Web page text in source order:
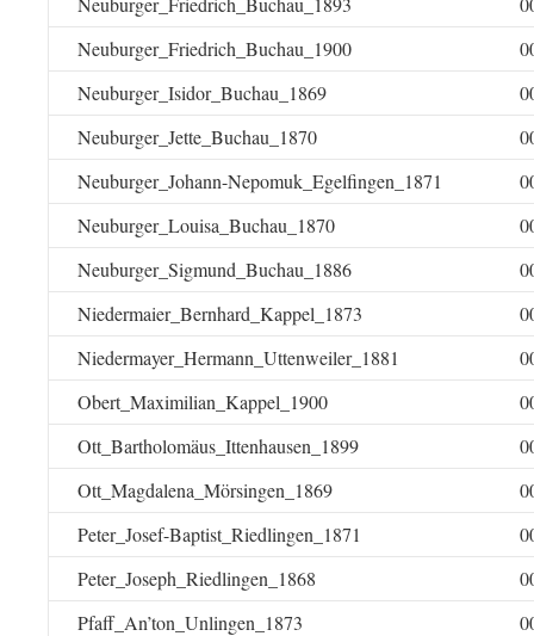
Neuburger_Friedrich_Buchau_1900
Neuburger_Isidor_Buchau_1869
Neuburger_Jette_Buchau_1870
Neuburger_Johann-Nepomuk_Egelfingen_1871
Neuburger_Louisa_Buchau_1870
Neuburger_Sigmund_Buchau_1886
Niedermaier_Bernhard_Kappel_1873
Niedermayer_Hermann_Uttenweiler_1881
Obert_Maximilian_Kappel_1900
Ott_Bartholomäus_Ittenhausen_1899
Ott_Magdalena_Mörsingen_1869
Peter_Josef-Baptist_Riedlingen_1871
Peter_Joseph_Riedlingen_1868
Pfaff_An’ton_Unlingen_1873